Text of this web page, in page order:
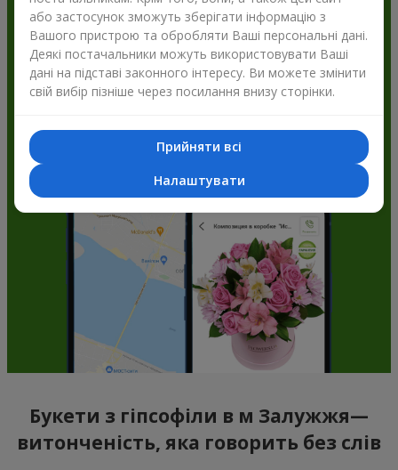
Flowers.ua і отримуйте бонуси
Букети з гіпсофіли в м Залужжя—
витонченість, яка говорить без слів
або застосунок зможуть зберігати інформацію з
Вашого пристрою та обробляти Ваші персональні дані.
Деякі постачальники можуть використовувати Ваші
дані на підставі законного інтересу. Ви можете змінити
свій вибір пізніше через посилання внизу сторінки.
Прийняти всі
Налаштувати